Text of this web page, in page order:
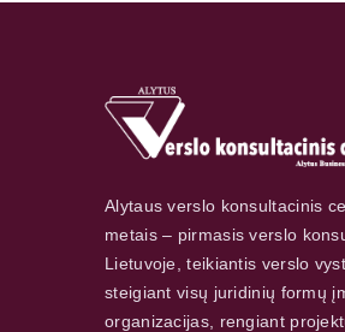
Alytaus verslo konsultacinis
metais – pirmasis verslo
Lietuvoje, teikiantis verslo
steigiant visų juridinių formų
organizacijas, rengiant